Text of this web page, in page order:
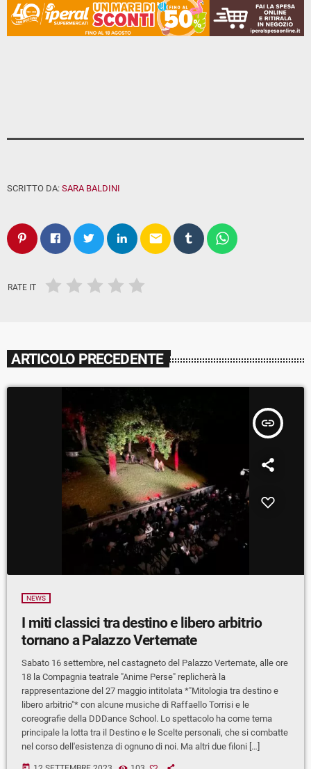
SCRITTO DA: SARA BALDINI
email
RATE IT
ARTICOLO PRECEDENTE
insert_link
NEWS
I miti classici tra destino e libero arbitrio
tornano a Palazzo Vertemate
Sabato 16 settembre, nel castagneto del Palazzo Vertemate, alle ore
18 la Compagnia teatrale "Anime Perse" replicherà la
rappresentazione del 27 maggio intitolata *"Mitologia tra destino e
libero arbitrio"* con alcune musiche di Raffaello Torrisi e le
coreografie della DDDance School. Lo spettacolo ha come tema
principale la lotta tra il Destino e le Scelte personali, che si combatte
nel corso dell'esistenza di ognuno di noi. Ma altri due filoni […]